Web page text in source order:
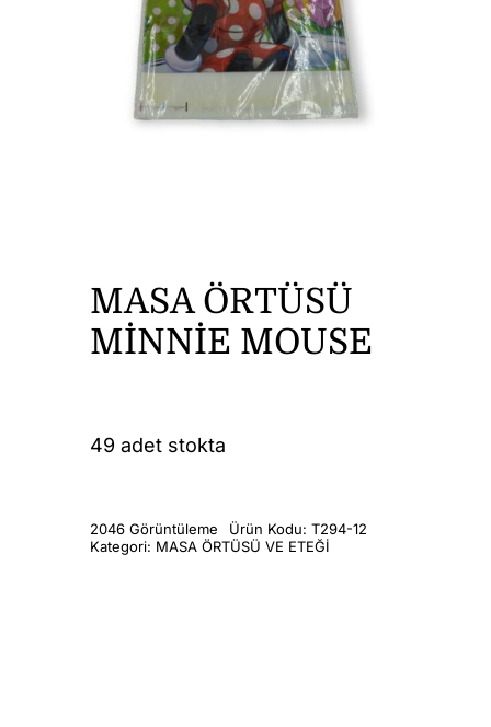
MASA ÖRTÜSÜ
MİNNİE MOUSE
49 adet stokta
2046 Görüntüleme Ürün Kodu:T294-12
Kategori: MASA ÖRTÜSÜ VE ETEĞİ